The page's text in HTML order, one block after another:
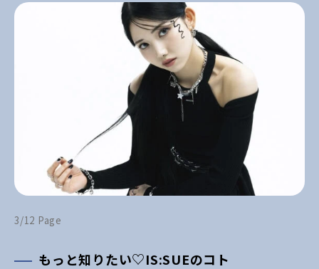
3/12 Page
もっと知りたい♡IS:SUEのコト